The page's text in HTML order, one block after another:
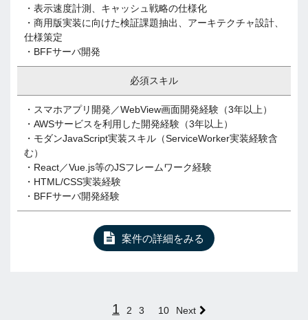
・表示速度計測、キャッシュ戦略の仕様化
・商用版実装に向けた検証課題抽出、アーキテクチャ設計、
仕様策定
・BFFサーバ開発
必須スキル
・スマホアプリ開発／WebView画面開発経験（3年以上）
・AWSサービスを利用した開発経験（3年以上）
・モダンJavaScript実装スキル（ServiceWorker実装経験含
む）
・React／Vue.js等のJSフレームワーク経験
・HTML/CSS実装経験
・BFFサーバ開発経験
案件の詳細をみる
1 2 3 10 Next